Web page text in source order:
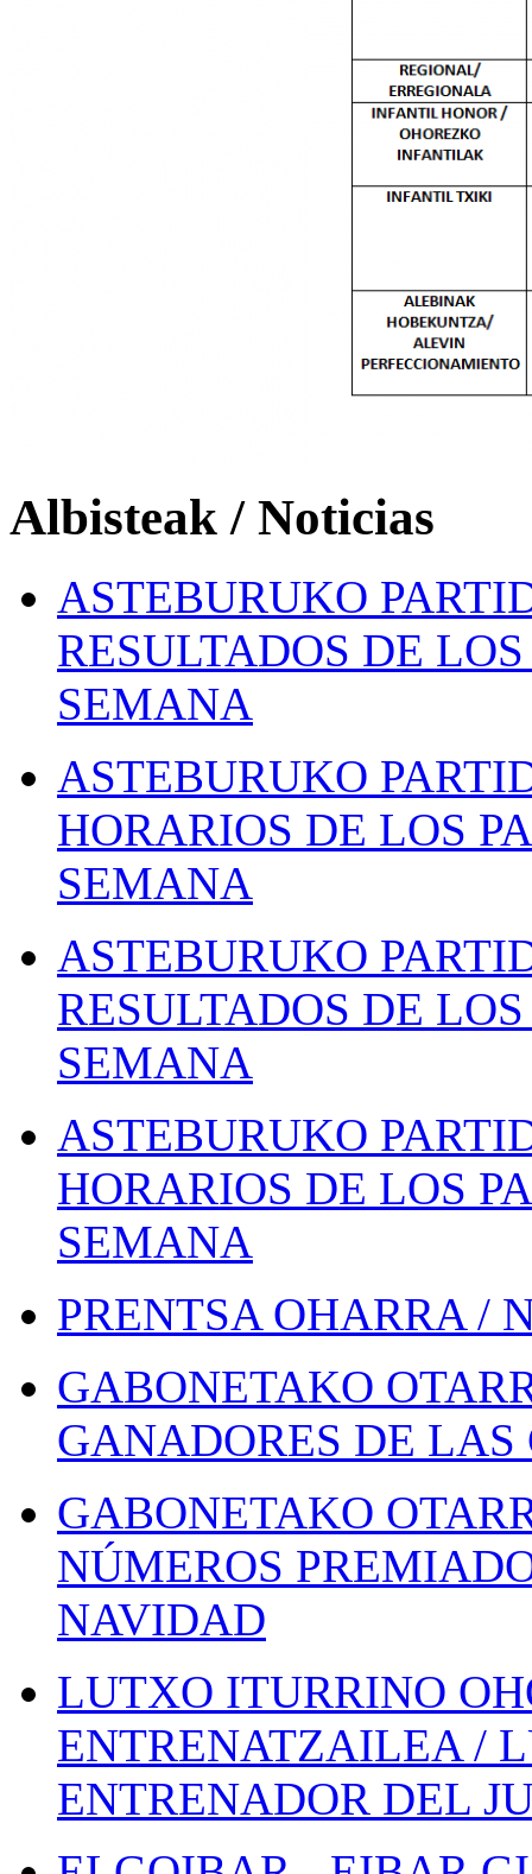
Albisteak / Noticias
ASTEBURUKO
RESULTADOS DE
SEMANA
ASTEBURUKO
HORARIOS DE LOS
SEMANA
ASTEBURUKO
RESULTADOS DE
SEMANA
ASTEBURUKO
HORARIOS DE LOS
SEMANA
PRENTSA OHARRA /
GABONETAKO
GANADORES DE
GABONETAKO
NÚMEROS
NAVIDAD
LUTXO ITURRINO
ENTRENATZAILEA /
ENTRENADOR DEL